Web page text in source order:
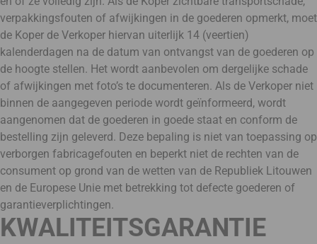
verpakkingsfouten of afwijkingen in de goederen opmerkt, moet
de Koper de Verkoper hiervan uiterlijk 14 (veertien)
kalenderdagen na de datum van ontvangst van de goederen op
de hoogte stellen. Het wordt aanbevolen om dergelijke schade
of afwijkingen met foto’s te documenteren. Als de Verkoper niet
binnen de aangegeven periode wordt geïnformeerd, wordt
aangenomen dat de goederen in goede staat en conform de
bestelling zijn geleverd. Deze bepaling is niet van toepassing op
verborgen fabricagefouten en beperkt niet de rechten van de
consument op grond van de wetten van de Republiek Litouwen
en de Europese Unie met betrekking tot defecte goederen of
garantieverplichtingen.
KWALITEITSGARANTIE